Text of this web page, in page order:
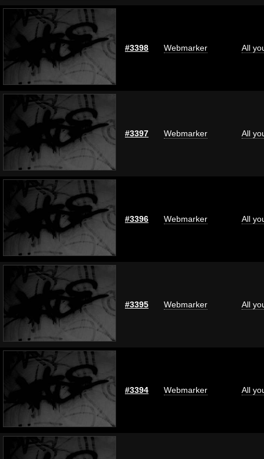
#3398 Webmarker All
#3397 Webmarker All
#3396 Webmarker All
#3395 Webmarker All
#3394 Webmarker All